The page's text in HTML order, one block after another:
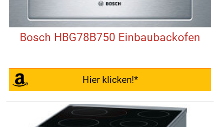
Bosch HBG78B750 Einbaubackofen
Hier klicken!*